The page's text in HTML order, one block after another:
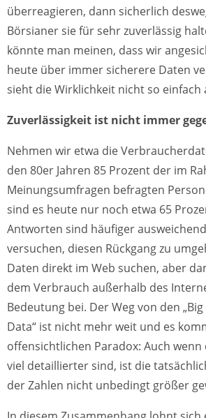
überreagieren, dann sicherlich
Börsianer sie für sehr zuverlässig
könnte man meinen, dass wir
heute über immer sicherere Daten
sieht die Wirklichkeit nicht so einfach
Zuverlässigkeit ist nicht immer
Nehmen wir etwa die
den 80er Jahren 85 Prozent der im
Meinungsumfragen befragten
sind es heute nur noch etwa 65
Antworten sind häufiger
versuchen, diesen Rückgang zu
Daten direkt im Web suchen, aber
dem Verbrauch außerhalb des
Bedeutung bei. Der Weg von den „Big
Data“ ist nicht mehr weit und es
offensichtlichen Paradox: Auch
viel detaillierter sind, ist die
der Zahlen nicht unbedingt größer